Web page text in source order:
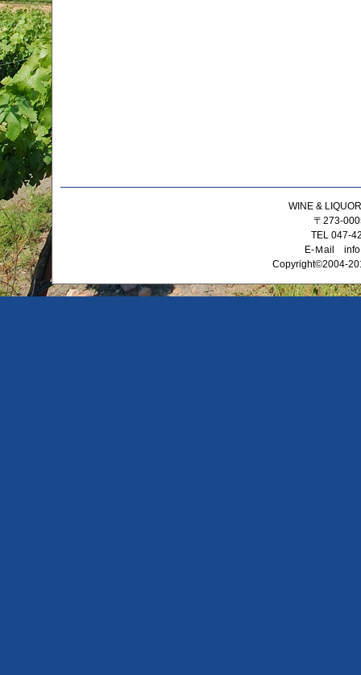
WINE &
〒273-
TEL 047-
E-Ｍail
Copyright©2004-